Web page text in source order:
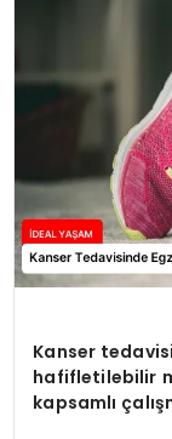
Kanser
hafifletilebilir
kapsamlı